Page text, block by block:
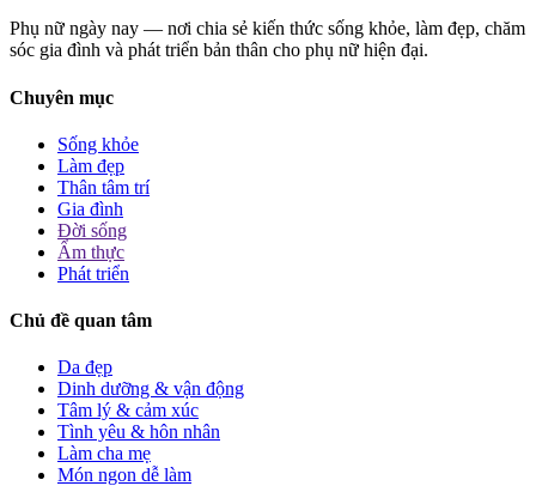
Phụ nữ ngày nay — nơi chia sẻ kiến thức sống khỏe, làm đẹp, chăm
sóc gia đình và phát triển bản thân cho phụ nữ hiện đại.
Chuyên mục
Sống khỏe
Làm đẹp
Thân tâm trí
Gia đình
Đời sống
Ẩm thực
Phát triển
Chủ đề quan tâm
Da đẹp
Dinh dưỡng & vận động
Tâm lý & cảm xúc
Tình yêu & hôn nhân
Làm cha mẹ
Món ngon dễ làm